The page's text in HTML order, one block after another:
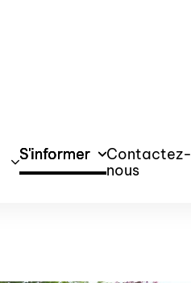
S'informer
Contactez-
nous